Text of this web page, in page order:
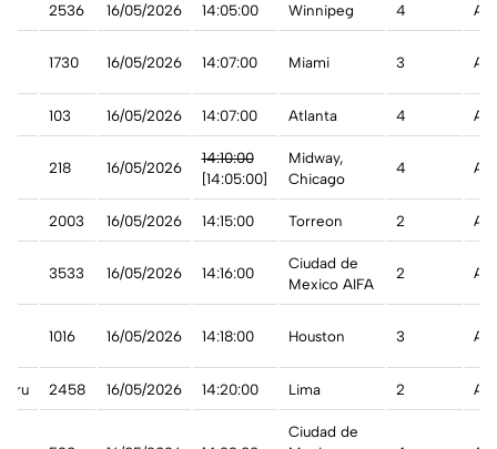
2536 16/05/2026 14:05:00 Winnipeg 4 A
1730 16/05/2026 14:07:00 Miami 3 A
103 16/05/2026 14:07:00 Atlanta 4 A
218 16/05/2026
14:10:00
[14:05:00]
Midway,
Chicago
4 A
2003 16/05/2026 14:15:00 Torreon 2 A
3533 16/05/2026 14:16:00
Ciudad de
Mexico AIFA
2 A
1016 16/05/2026 14:18:00 Houston 3 A
2458 16/05/2026 14:20:00 Lima 2 A
Ciudad de